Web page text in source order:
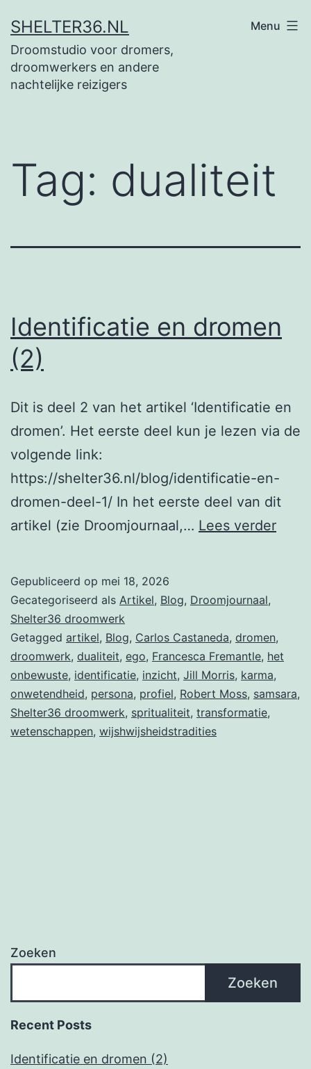
naar
de
inhoud
SHELTER36.NL
Droomstudio voor dromers,
droomwerkers en andere
nachtelijke reizigers
Menu
Tag: dualiteit
Identificatie en dromen
(2)
Dit is deel 2 van het artikel ‘Identificatie en
dromen’. Het eerste deel kun je lezen via de
volgende link:
https://shelter36.nl/blog/identificatie-en-
dromen-deel-1/ In het eerste deel van dit
artikel (zie Droomjournaal,… Lees verder
Gepubliceerd op mei 18, 2026
Gecategoriseerd als Artikel, Blog, Droomjournaal,
Shelter36 droomwerk
Getagged artikel, Blog, Carlos Castaneda, dromen,
droomwerk, dualiteit, ego, Francesca Fremantle, het
onbewuste, identificatie, inzicht, Jill Morris, karma,
onwetendheid, persona, profiel, Robert Moss, samsara,
Shelter36 droomwerk, spritualiteit, transformatie,
wetenschappen, wijshwijsheidstradities
Zoeken
Zoeken
Recent Posts
Identificatie en dromen (2)